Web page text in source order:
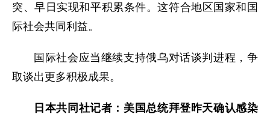
突、早日实现和平积累条件。这符合地区国家和国
际社会共同利益。
国际社会应当继续支持俄乌对话谈判进程，争
取谈出更多积极成果。
日本共同社记者：美国总统拜登昨天确认感染